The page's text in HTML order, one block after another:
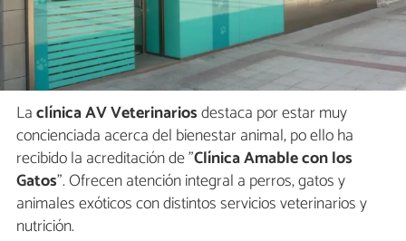
Laclínica AV Veterinariosdestaca por estar muy
concienciada acerca del bienestar animal, po ello ha
recibido la acreditación de "Clínica Amable con los
Gatos". Ofrecen atención integral a perros, gatos y
animales exóticos con distintos servicios veterinarios y
nutrición.